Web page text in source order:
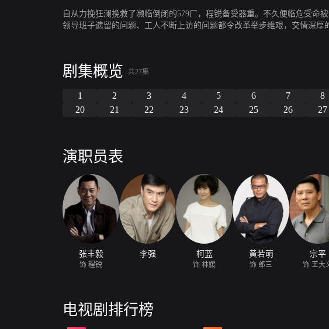
自从力挽狂澜挽救了濒临倒闭的579厂，程锐备受器重。不久便临危受命
领导班子遗留的问题、工人不断上访的问题都令改革举步维艰，交情深厚
剧集概览 共27集
1 2 3 4 5 6 7 8
20
21 22 23 24 25 26 27
演职员表
张丰毅
饰 程锐
李强 柯蓝
饰 林媛
黄若萌
饰 郎三
宗平
饰 王大
电视剧排行榜